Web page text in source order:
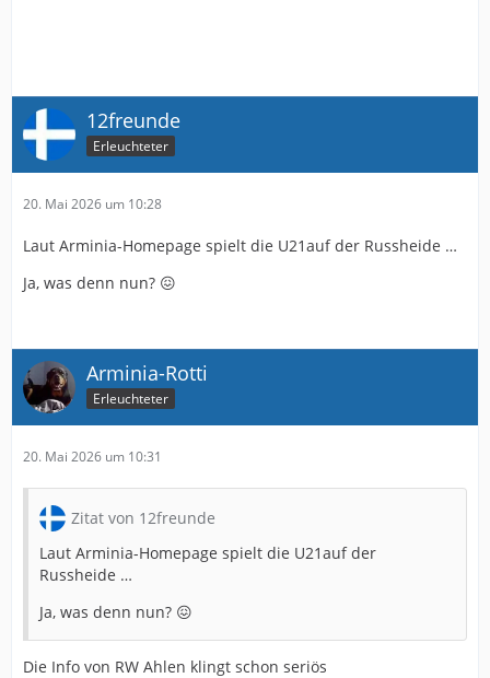
12freunde
Erleuchteter
20. Mai 2026 um 10:28
Laut Arminia-Homepage spielt die U21auf der Russheide …
Ja, was denn nun? 😖
Arminia-Rotti
Erleuchteter
20. Mai 2026 um 10:31
Zitat von 12freunde
Laut Arminia-Homepage spielt die U21auf der
Russheide …
Ja, was denn nun? 😖
Die Info von RW Ahlen klingt schon seriös